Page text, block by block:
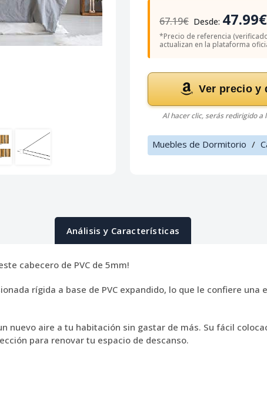
67.19€ Desde: 47.99€
*Precio de referencia
actualizan en la plataforma
Ver precio y
Al hacer clic, serás redirigido a
Muebles de Dormitorio /
Análisis y Características
cabecero de PVC de 5mm!
rígida a base de PVC expandido, lo que le confiere
nuevo aire a tu habitación sin gastar de más. Su fácil
para renovar tu espacio de descanso.